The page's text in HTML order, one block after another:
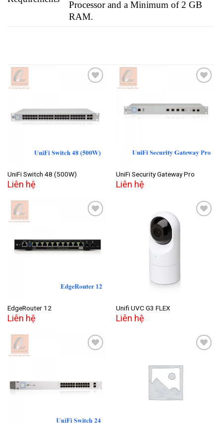
Processor and a Minimum of 2 GB
RAM.
Add to
wishlist
UniFi Switch 48 (500W)
Liên hệ
Add to
wishlist
UniFi Security Gateway Pro
Liên hệ
Add to
wishlist
EdgeRouter 12
Liên hệ
Unifi UVC G3 FLEX
Liên hệ
wishlist